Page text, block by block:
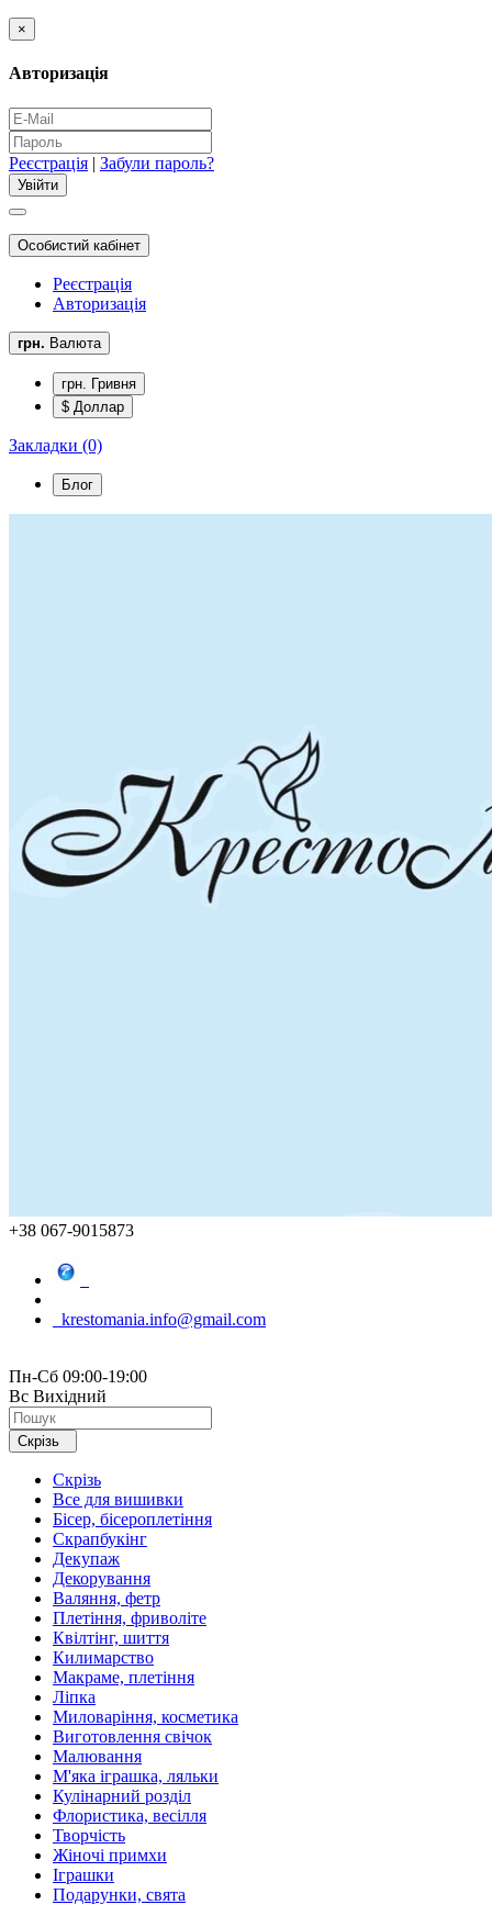
×
Авторизація
Реєстрація | Забули пароль?
Особистий кабінет
Реєстрація
Авторизація
грн. Валюта
грн. Гривня
$ Доллар
Закладки (0)
Блог
+38 067-9015873
krestomania.info@gmail.com
Пн-Сб 09:00-19:00
Вс Вихідний
Скрізь
Скрізь
Все для вишивки
Бісер, бісероплетіння
Скрапбукінг
Декупаж
Декорування
Валяння, фетр
Плетіння, фриволіте
Квілтінг, шиття
Килимарство
Макраме, плетіння
Ліпка
Миловаріння, косметика
Виготовлення свічок
Малювання
М'яка іграшка, ляльки
Кулінарний розділ
Флористика, весілля
Творчість
Жіночі примхи
Іграшки
Подарунки, свята